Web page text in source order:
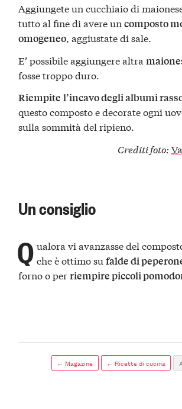
Aggiungete un cucchiaio di
tutto al fine di avere uncomposto
omogeneo, aggiustate di sale.
E’ possibile aggiungere altra
fosse troppo duro.
Riempite l’incavo degli albumi
questo composto e decorate ogni
sulla sommità del ripieno.
Crediti foto:
Un consiglio
Q ualora vi avanzasse del
che è ottimo sufalde di
forno o perriempire piccoli
← Magazine ← Ricette di cucina